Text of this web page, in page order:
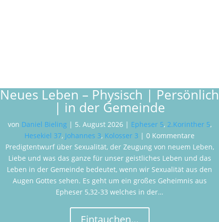
Neues Leben – Physisch | Persönlich
| in der Gemeinde
von Daniel Bieling | 5. August 2026| Epheser 5, 2.Korinther 5,
Hesekiel 37, Johannes 3, Kolosser 3 | 0 Kommentare
Predigtentwurf über Sexualität, der Zeugung von neuem Leben,
Liebe und was das ganze für unser geistliches Leben und das
Leben in der Gemeinde bedeutet, wenn wir Sexualität aus den
Augen Gottes sehen. Es geht um ein großes Geheimnis aus
Epheser 5,32-33 welches in der…
Eintauchen…